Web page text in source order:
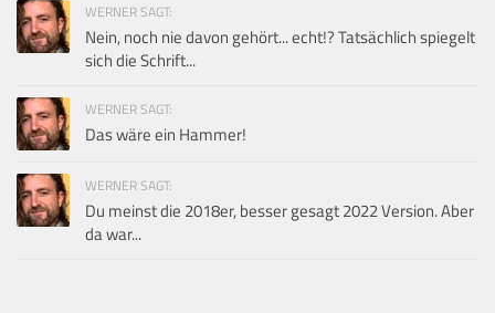
WERNER SAGT:
Nein, noch nie davon gehört... echt!? Tatsächlich spiegelt
sich die Schrift...
WERNER SAGT:
Das wäre ein Hammer!
WERNER SAGT:
Du meinst die 2018er, besser gesagt 2022 Version. Aber
da war...